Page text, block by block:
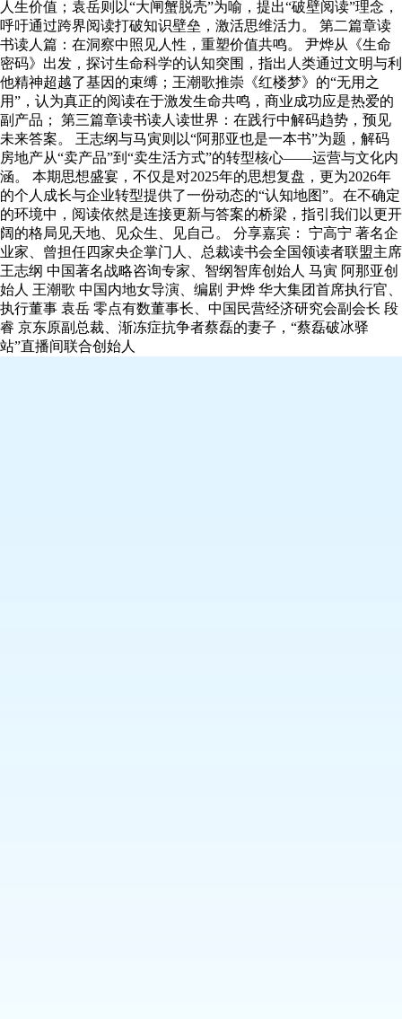
人生价值；袁岳则以“大闸蟹脱壳”为喻，提出“破壁阅读”理念，
呼吁通过跨界阅读打破知识壁垒，激活思维活力。 第二篇章读
书读人篇：在洞察中照见人性，重塑价值共鸣。 尹烨从《生命
密码》出发，探讨生命科学的认知突围，指出人类通过文明与利
他精神超越了基因的束缚；王潮歌推崇《红楼梦》的“无用之
用”，认为真正的阅读在于激发生命共鸣，商业成功应是热爱的
副产品； 第三篇章读书读人读世界：在践行中解码趋势，预见
未来答案。 王志纲与马寅则以“阿那亚也是一本书”为题，解码
房地产从“卖产品”到“卖生活方式”的转型核心——运营与文化内
涵。 本期思想盛宴，不仅是对2025年的思想复盘，更为2026年
的个人成长与企业转型提供了一份动态的“认知地图”。在不确定
的环境中，阅读依然是连接更新与答案的桥梁，指引我们以更开
阔的格局见天地、见众生、见自己。 分享嘉宾： 宁高宁 著名企
业家、曾担任四家央企掌门人、总裁读书会全国领读者联盟主席
王志纲 中国著名战略咨询专家、智纲智库创始人 马寅 阿那亚创
始人 王潮歌 中国内地女导演、编剧 尹烨 华大集团首席执行官、
执行董事 袁岳 零点有数董事长、中国民营经济研究会副会长 段
睿 京东原副总裁、渐冻症抗争者蔡磊的妻子，“蔡磊破冰驿
站”直播间联合创始人